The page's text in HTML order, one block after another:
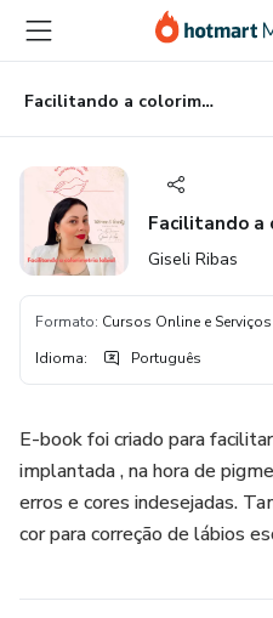
para
conteúdo
principal
para
pagamento
para
rodapé
Facilitando a colorimetria labial
Facilitando
Giseli Ribas
Formato: Cursos Online e
Idioma: Português
E-book foi criado para
implantada , na hora de
erros e cores indesejadas.
cor para correção de lábios